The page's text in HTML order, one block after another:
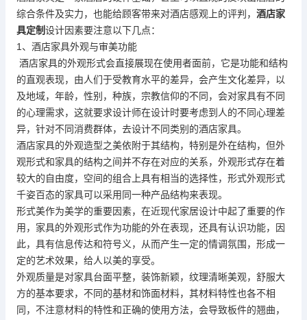
综合条件及实力，也能给顾客带来对酒店感观上的评判， 酒店家
具定制设计因素要注意以下几点：
1、酒店家具外观与审美功能
酒店家具的外观形式会直接展现在使用者面前，它是功能和结构
的直观表现，由人们于受教育水平的差异，会产生文化差异，以
及地域，年龄，性别，种族，宗教信仰的不同，会对家具有不同
的心理需求，这就要求设计师在设计时要考虑到人的不同心理差
异，针对不同消费群体，去设计不同类别的酒店家具。
酒店家具的外观造型之美依附于其结构，特别是外在结构，但外
观形式和家具的结构之间并不存在对应的关系，外观形式存在着
较大的自由度，空间的组合上具有相当的选择性，形式外观形式
千姿百态的家具可以采用同一种产品结构来表现。
形式美作为美学的重要因素，在近现代家居设计中起了重要的作
用，家具的外观形式作为功能的外在表现，还具有认识功能，因
此，具有信息传达和符号义，从而产生一定的情调氛围，形成一
定的艺术效果，给人以美的享受。
外观质量是对家具台面平整，装饰新颖，纹理清晰美观，舒服大
方的基本要求，不同的基材和饰面材料，其材料特性也各不相
同，不注意材料的特性和正确的使用方法，会导致板件的翘曲，